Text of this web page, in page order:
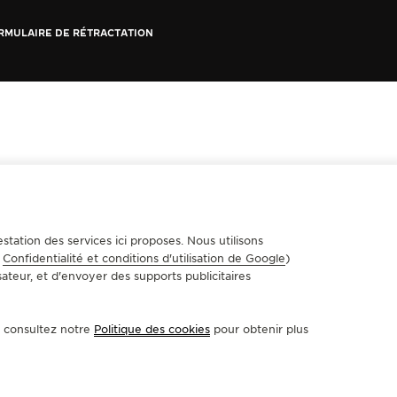
DE RÉTRACTATION
des services ici proposes. Nous utilisons
Confidentialité et conditions d'utilisation de Google)
et d'envoyer des supports publicitaires
notre Politique des cookies pour obtenir plus